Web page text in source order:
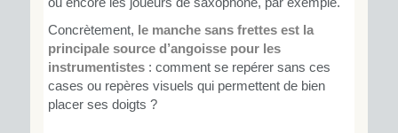
Concrètement, le manche sans frettes est la
principale source d’angoisse pour les
instrumentistes: comment se repérer sans ces
cases ou repères visuels qui permettent de bien
placer ses doigts ?